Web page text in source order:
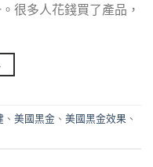
很多人花錢買了產品，
、 美國黑金 、 美國黑金效果 、